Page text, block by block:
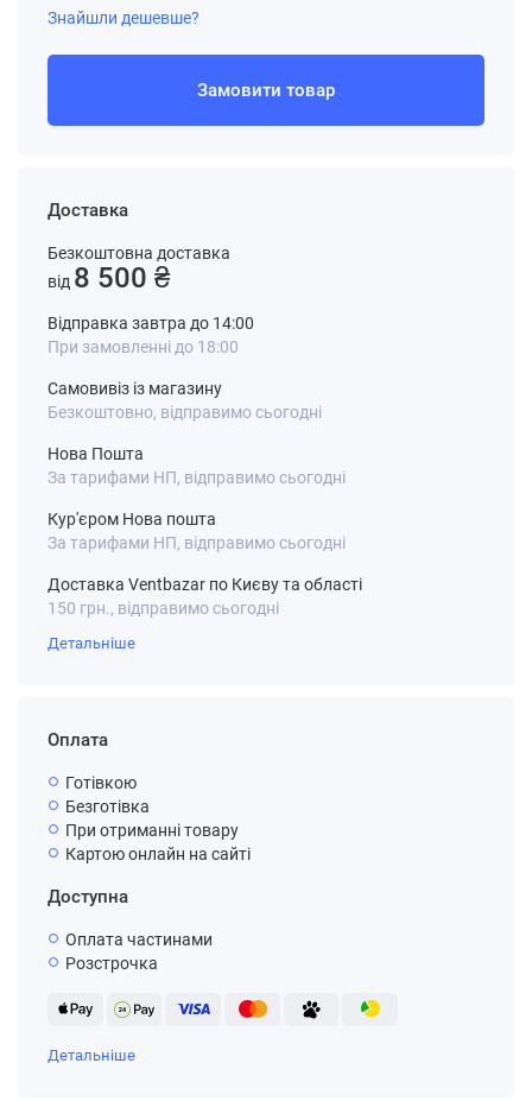
Доставка
Безкоштовна доставка
від 8 500 ₴
Відправка завтра до 14:00
При замовленні до 18:00
Самовивіз із магазину
Безкоштовно, відправимо сьогодні
Нова Пошта
За тарифами НП, відправимо сьогодні
Кур'єром Нова пошта
За тарифами НП, відправимо сьогодні
Доставка Ventbazar по Києву та області
150 грн., відправимо сьогодні
Детальніше
Оплата
Готівкою
Безготівка
При отриманні товару
Картою онлайн на сайті
Доступна
Оплата частинами
Розстрочка
Детальніше
Знайшли дешевше?
Замовити товар